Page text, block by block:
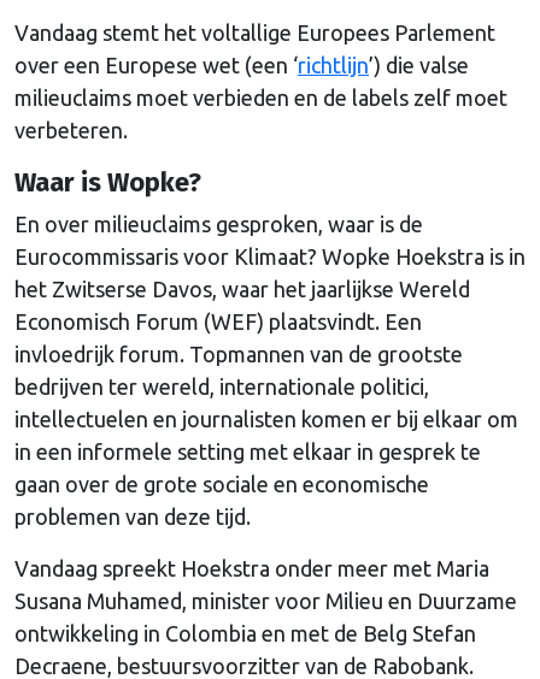
Vandaag stemt het voltallige Europees Parlement
over een Europese wet (een ‘richtlijn’) die valse
milieuclaims moet verbieden en de labels zelf moet
verbeteren.
Waar is Wopke?
En over milieuclaims gesproken, waar is de
Eurocommissaris voor Klimaat? Wopke Hoekstra is in
het Zwitserse Davos, waar het jaarlijkse Wereld
Economisch Forum (WEF) plaatsvindt. Een
invloedrijk forum. Topmannen van de grootste
bedrijven ter wereld, internationale politici,
intellectuelen en journalisten komen er bij elkaar om
in een informele setting met elkaar in gesprek te
gaan over de grote sociale en economische
problemen van deze tijd.
Vandaag spreekt Hoekstra onder meer met Maria
Susana Muhamed, minister voor Milieu en Duurzame
ontwikkeling in Colombia en met de Belg Stefan
Decraene, bestuursvoorzitter van de Rabobank.